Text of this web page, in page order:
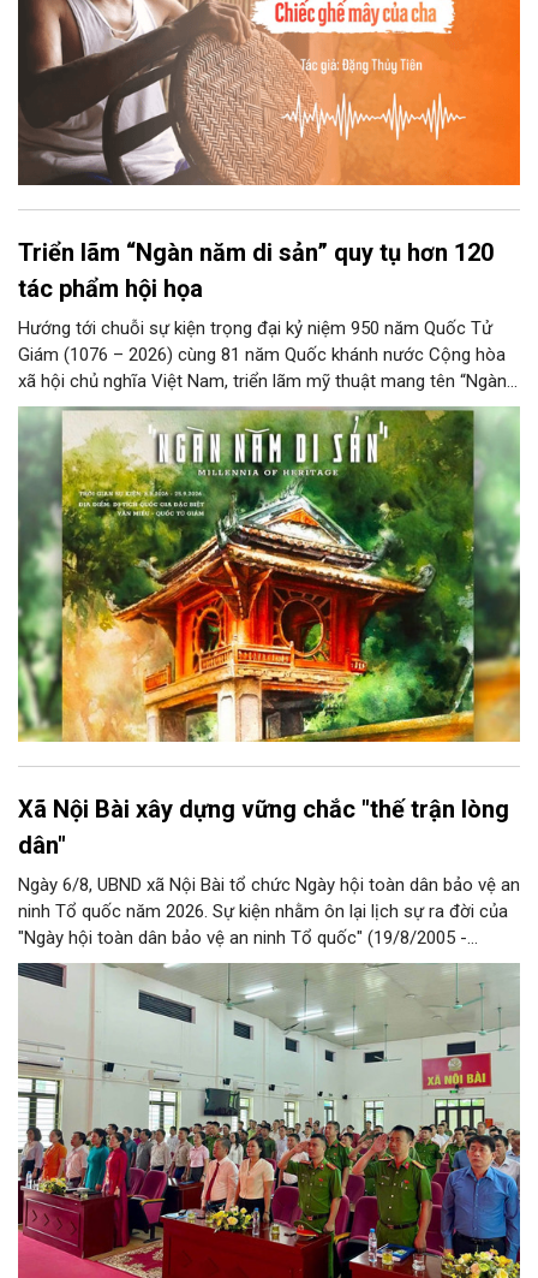
Triển lãm “Ngàn năm di sản” quy tụ hơn 120
tác phẩm hội họa
Hướng tới chuỗi sự kiện trọng đại kỷ niệm 950 năm Quốc Tử
Giám (1076 – 2026) cùng 81 năm Quốc khánh nước Cộng hòa
xã hội chủ nghĩa Việt Nam, triển lãm mỹ thuật mang tên “Ngàn
năm di sản” sẽ chính thức khai mạc vào ngày 8/8 tại Nhà Thái
Học, Di tích Quốc gia đặc biệt Văn Miếu – Quốc Tử Giám. Sự
kiện kéo dài đến ngày 25/9/2026 hứa hẹn trở thành điểm đến
văn hóa đầy sức hút, góp phần làm phong phú đời sống nghệ
thuật của Thủ đô trong mùa thu này.
Xã Nội Bài xây dựng vững chắc "thế trận lòng
dân"
Ngày 6/8, UBND xã Nội Bài tổ chức Ngày hội toàn dân bảo vệ an
ninh Tổ quốc năm 2026. Sự kiện nhằm ôn lại lịch sự ra đời của
"Ngày hội toàn dân bảo vệ an ninh Tổ quốc" (19/8/2005 -
19/8/2026); phát huy tinh thần Đại đoàn kết toàn dân, khẳng
định vai trò chủ thể của Nhân dân trong bảo vệ an ninh, trật tự
để xây dựng vững chắc "thế trận lòng dân".